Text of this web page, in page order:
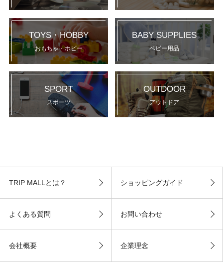
TOYS・HOBBY
おもちゃ・ホビー
BABY SUPPLIES
ベビー用品
SPORT
スポーツ
OUTDOOR
アウトドア
TRIP MALLとは？ ショッピングガイド
よくある質問 お問い合わせ
会社概要 企業理念